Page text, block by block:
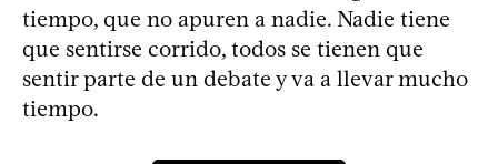
tiempo, que no apuren a nadie. Nadie tiene
que sentirse corrido, todos se tienen que
sentir parte de un debate y va a llevar mucho
tiempo.